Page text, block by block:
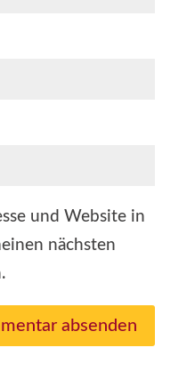
und Website in
nächsten